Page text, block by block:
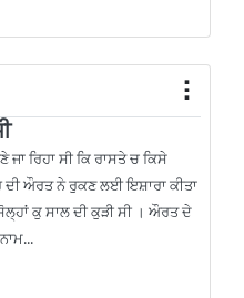
ਰਿਹਾ ਸੀ ਕਿ ਰਾਸਤੇ ਚ ਕਿਸੇ
ਔਰਤ ਨੇ ਰੁਕਣ ਲਈ ਇਸ਼ਾਰਾ ਕੀਤਾ
ਕੁ ਸਾਲ ਦੀ ਕੁੜੀ ਸੀ । ਔਰਤ ਦੇ